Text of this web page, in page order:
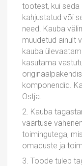
tootest, kui seda
kahjustatud või
need. Kauba
muudetud ainult
kauba
kasutama
komponendid.
Ostja.
2. Kauba
väärtuse
toimingutega,
omaduste ja
3. Toode tuleb